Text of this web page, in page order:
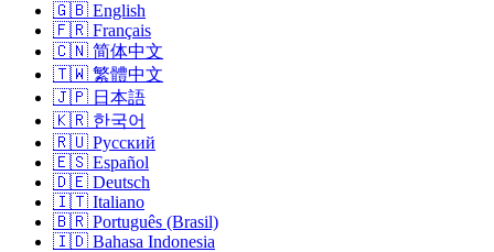
🇬🇧 English
🇫🇷 Français
🇨🇳 简体中文
🇹🇼 繁體中文
🇯🇵 日本語
🇰🇷 한국어
🇷🇺 Русский
🇪🇸 Español
🇩🇪 Deutsch
🇮🇹 Italiano
🇧🇷 Português (Brasil)
🇮🇩 Bahasa Indonesia